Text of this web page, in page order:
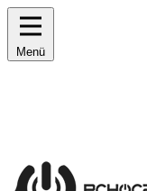
Menü